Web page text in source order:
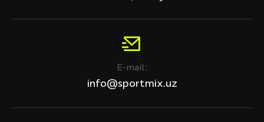
E-mail:
info@sportmix.uz